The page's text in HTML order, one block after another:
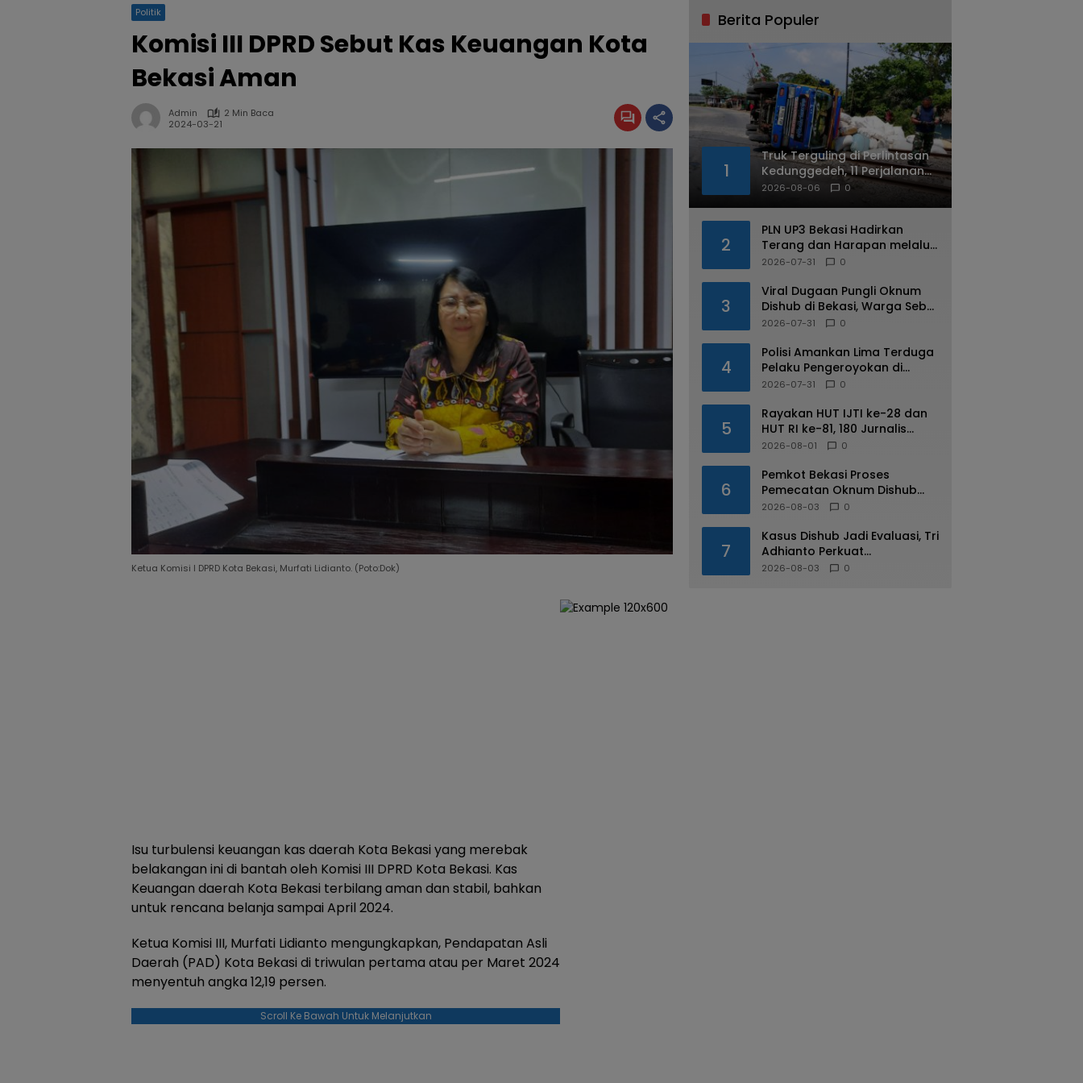
Politik
Komisi III DPRD Sebut Kas Keuangan Kota
Bekasi Aman
Admin
2 Min Baca
2024-03-21
Ketua Komisi I DPRD Kota Bekasi, Murfati Lidianto. (Poto:Dok)
Isu turbulensi keuangan kas daerah Kota Bekasi yang merebak
belakangan ini di bantah oleh Komisi III DPRD Kota Bekasi. Kas
Keuangan daerah Kota Bekasi terbilang aman dan stabil, bahkan
untuk rencana belanja sampai April 2024.
Ketua Komisi III, Murfati Lidianto mengungkapkan, Pendapatan Asli
Daerah (PAD) Kota Bekasi di triwulan pertama atau per Maret 2024
menyentuh angka 12,19 persen.
Scroll Ke Bawah Untuk Melanjutkan
Berita Populer
1
Truk Terguling di Perlintasan
Kedunggedeh, 11 Perjalanan
Kereta Api Terdampak
2026-08-06 0
2
PLN UP3 Bekasi Hadirkan
Terang dan Harapan melalui
Program Light Up The Dream
2026-07-31 0
3
Viral Dugaan Pungli Oknum
Dishub di Bekasi, Warga Sebut
Praktik Diduga Sudah
2026-07-31 0
4
Polisi Amankan Lima Terduga
Pelaku Pengeroyokan di
Kalimalang
2026-07-31 0
5
Rayakan HUT IJTI ke-28 dan
HUT RI ke-81, 180 Jurnalis
Jabodetabek Adu di IJTI
2026-08-01 0
6
Pemkot Bekasi Proses
Pemecatan Oknum Dishub
Yang Diduga Lakukan Pungli
2026-08-03 0
7
Kasus Dishub Jadi Evaluasi, Tri
Adhianto Perkuat
Pengawasan Aparatur
2026-08-03 0